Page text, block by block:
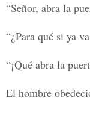
“Señor, abra la
“¿Para qué si ya
“¡Qué abra la
El hombre